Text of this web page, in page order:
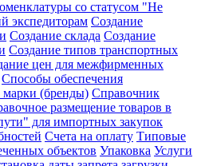
со статусом "Не
экспедиторам Создание
Создание склада Создание
Создание типов транспортных
цен для межфирменных
Способы обеспечения
(бренды) Справочник
размещение товаров в
для импортных закупок
Счета на оплату Типовые
объектов Упаковка Услуги